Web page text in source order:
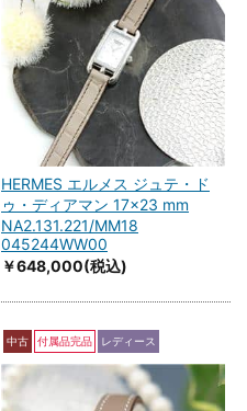
HERMES エルメス ジュテ・ド
ゥ・ディアマン 17×23 mm
NA2.131.221/MM18
045244WW00
￥648,000(税込)
中古 付属品完品 レディース